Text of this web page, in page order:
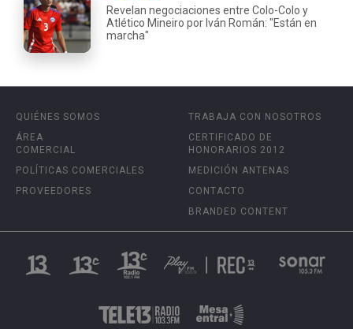
Revelan negociaciones entre Colo-Colo y
Atlético Mineiro por Iván Román: "Están en
marcha"
QUIÉNES SOMOS
ÁREA
COMERCIAL
POLÍTICAS COMERCIALES
PROVEEDORES
TRABAJA CON NOSOTROS
CERTIFICADO DE
HONORARIOS 2012
MEDICIÓN ANTENAS
CONTACTO
BRANDED CONTENT